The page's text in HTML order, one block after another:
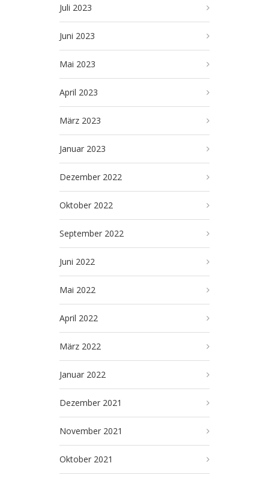
Juli 2023
Juni 2023
Mai 2023
April 2023
März 2023
Januar 2023
Dezember 2022
Oktober 2022
September 2022
Juni 2022
Mai 2022
April 2022
März 2022
Januar 2022
Dezember 2021
November 2021
Oktober 2021